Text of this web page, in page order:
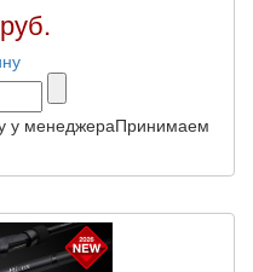
у менеджераПринимаем